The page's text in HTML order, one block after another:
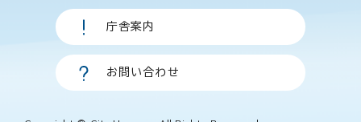
庁舎案内
お問い合わせ